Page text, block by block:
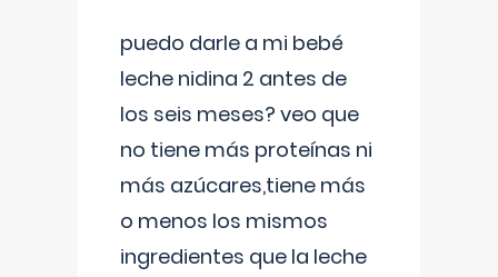
puedo darle a mi bebé
leche nidina 2 antes de
los seis meses? veo que
no tiene más proteínas ni
más azúcares,tiene más
o menos los mismos
ingredientes que la leche